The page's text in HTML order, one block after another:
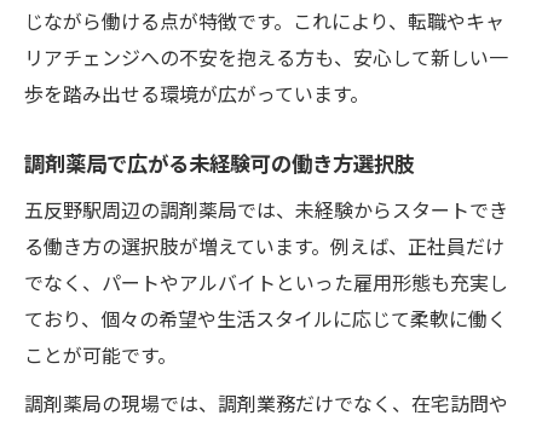
じながら働ける点が特徴です。これにより、転職やキャ
リアチェンジへの不安を抱える方も、安心して新しい一
歩を踏み出せる環境が広がっています。
調剤薬局で広がる未経験可の働き方選択肢
五反野駅周辺の調剤薬局では、未経験からスタートでき
る働き方の選択肢が増えています。例えば、正社員だけ
でなく、パートやアルバイトといった雇用形態も充実し
ており、個々の希望や生活スタイルに応じて柔軟に働く
ことが可能です。
調剤薬局の現場では、調剤業務だけでなく、在宅訪問や